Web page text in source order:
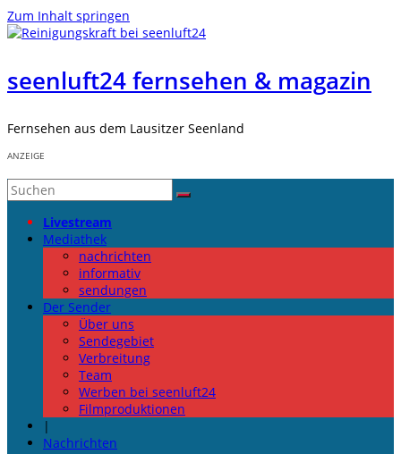
Zum Inhalt springen
seenluft24 fernsehen & magazin
Fernsehen aus dem Lausitzer Seenland
ANZEIGE
Livestream
Mediathek
nachrichten
informativ
sendungen
Der Sender
Über uns
Sendegebiet
Verbreitung
Team
Werben bei seenluft24
Filmproduktionen
|
Nachrichten